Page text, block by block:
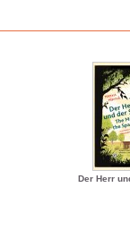
Der Herr